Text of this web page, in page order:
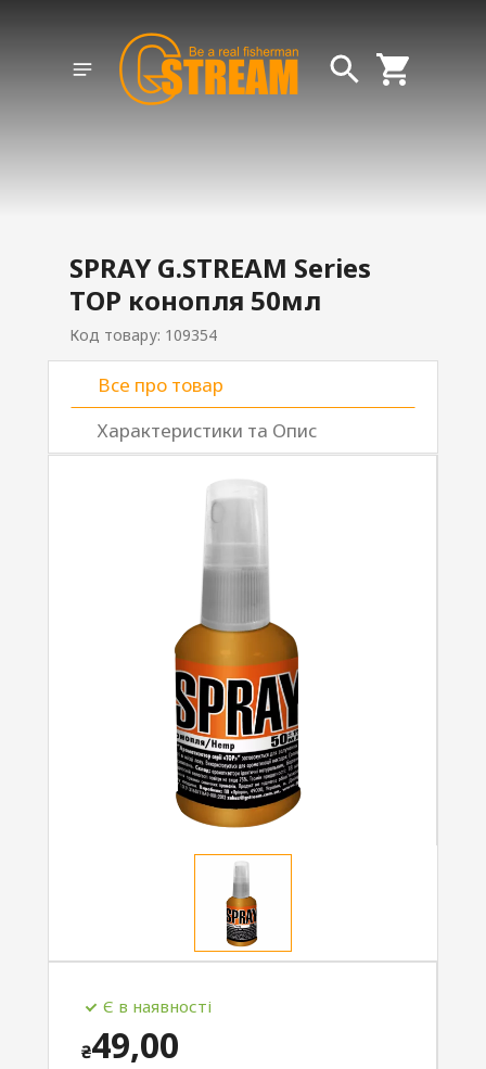
SPRAY G.STREAM Series
TOP конопля 50мл
Код товару: 109354
Все про товар
Характеристики та Опис
Є в наявності
₴49,00